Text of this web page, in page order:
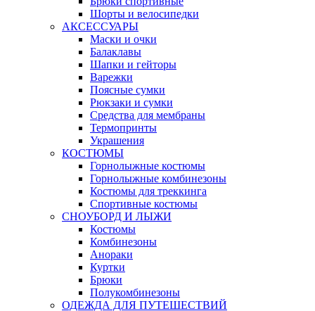
Шорты и велосипедки
АКСЕССУАРЫ
Маски и очки
Балаклавы
Шапки и гейторы
Варежки
Поясные сумки
Рюкзаки и сумки
Средства для мембраны
Термопринты
Украшения
КОСТЮМЫ
Горнолыжные костюмы
Горнолыжные комбинезоны
Костюмы для треккинга
Спортивные костюмы
СНОУБОРД И ЛЫЖИ
Костюмы
Комбинезоны
Анораки
Куртки
Брюки
Полукомбинезоны
ОДЕЖДА ДЛЯ ПУТЕШЕСТВИЙ